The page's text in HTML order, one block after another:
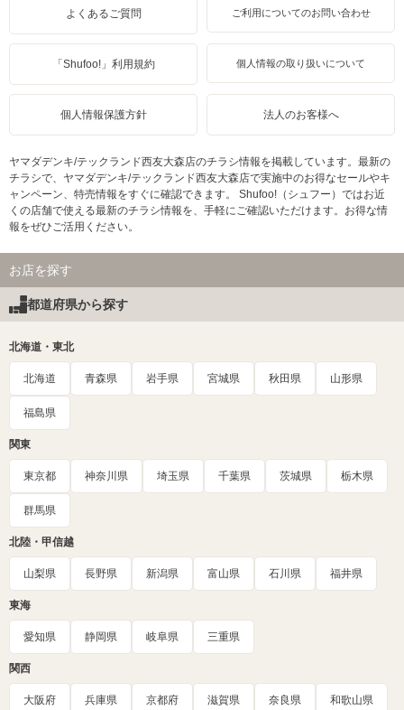
よくあるご質問 ご利用についてのお問い合わせ
「Shufoo!」利用規約 個人情報の取り扱いについて
個人情報保護方針 法人のお客様へ
ヤマダデンキ/テックランド西友大森店のチラシ情報を掲載しています。最新の
チラシで、ヤマダデンキ/テックランド西友大森店で実施中のお得なセールやキ
ャンペーン、特売情報をすぐに確認できます。 Shufoo!（シュフー）ではお近
くの店舗で使える最新のチラシ情報を、手軽にご確認いただけます。お得な情
報をぜひご活用ください。
お店を探す
都道府県から探す
北海道・東北
北海道 青森県 岩手県 宮城県 秋田県 山形県
福島県
関東
東京都 神奈川県 埼玉県 千葉県 茨城県 栃木県
群馬県
北陸・甲信越
山梨県 長野県 新潟県 富山県 石川県 福井県
東海
愛知県 静岡県 岐阜県 三重県
関西
大阪府 兵庫県 京都府 滋賀県 奈良県 和歌山県